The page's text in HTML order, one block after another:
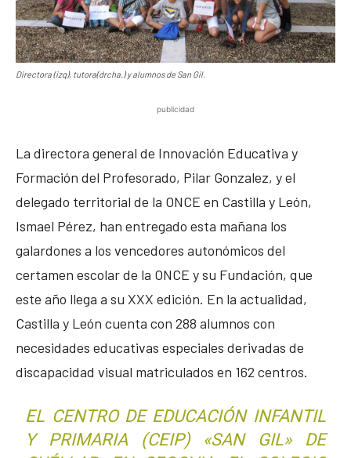
Directora (izq), tutora(drcha.) y alumnos de San Gil.
publicidad
La directora general de Innovación Educativa y
Formación del Profesorado, Pilar Gonzalez, y el
delegado territorial de la ONCE en Castilla y León,
Ismael Pérez, han entregado esta mañana los
galardones a los vencedores autonómicos del
certamen escolar de la ONCE y su Fundación, que
este año llega a su XXX edición. En la actualidad,
Castilla y León cuenta con 288 alumnos con
necesidades educativas especiales derivadas de
discapacidad visual matriculados en 162 centros.
EL CENTRO DE EDUCACIÓN INFANTIL
Y PRIMARIA (CEIP) «SAN GIL» DE